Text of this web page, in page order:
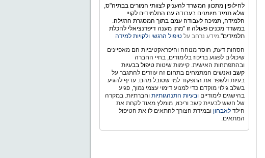
לחילופין מתכוון המשרד להעניק לצוותי המורים בבתיה"ס,
שלא תמיד מיומנים בעבודה עם התלמידים לקויי
הלמידה, תמיכה לעבודה עמם בתוך המסגרת הרגילה.
במשרד מכנים פעולה זו "מתן מענה דיפרנציאלי להכלת
תלמידים".מידע נרחב עלטיפול הרגשי ולקויות למידה
הסחות דעת, חוסר מנוחה והיפראקטיביות הם מאפיינים
שיכולים לפגוע בריכוז בלימודים, בחיי החברה
ובהתפתחות האישית. קיימות שיטותטיפול בבעיות
קשב ואנשים המתמחים בתחום זה עוזרים להתגבר על
בעיות ולשפר את התפקוד למי שסובל מהם. עדיף להגיע
בשלב גילוי מוקדם כדי למנוע דימוי עצמי נמוך, פגיע
בהישגים לימודייםובעיות התנהגותיות וחברתיות. במקרה
של חשש לבעיית קשב וריכוז, מומלץ מאוד לקחת את
הילדלאבחון ובמידת הצורך להתאים לו את הטיפול
המתאים.